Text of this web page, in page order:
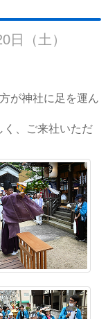
日（土）
が神社に足を運ん
く、ご来社いただ